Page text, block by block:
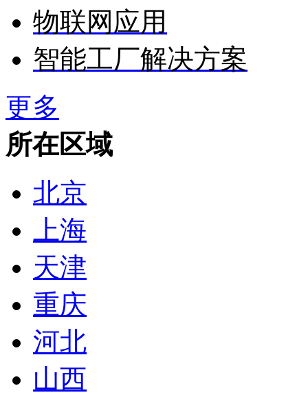
物联网应用
智能工厂解决方案
更多
所在区域
北京
上海
天津
重庆
河北
山西